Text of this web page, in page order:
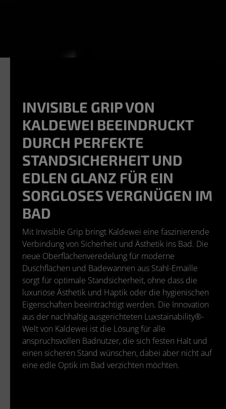
INVISIBLE GRIP VON
KALDEWEI BEEINDRUCKT
DURCH PERFEKTE
STANDSICHERHEIT UND
EDLEN GLANZ FÜR EIN
SORGLOSES VERGNÜGEN IM
BAD
Mit Invisible Grip bringt Kaldewei eine faszinierende
Verbindung von Sicherheit und Ästhetik ins Bad. Die
neue Oberflächenveredelung für moderne
Duschflächen und Badewannen aus Stahl-Emaille
sorgt für optimale Standsicherheit, ohne dass die
luxuriöse Ästhetik und Haptik oder die hygienischen
Eigenschaften beeinträchtigt werden. Die Innovation
aus der nachhaltig ausgerichteten Luxstainability®-
Welt von Kaldewei ist die Lösung für alle
anspruchsvollen Badnutzer, die sich festen Halt und
einen sicheren Stand wünschen, dabei aber nicht auf
eine edle Optik im Bad verzichten möchten.